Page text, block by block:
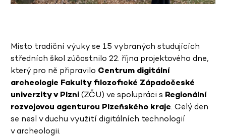
Místo tradiční výuky se 15 vybraných studujících
středních škol zúčastnilo 22. října projektového dne,
který pro ně připravilo Centrum digitální
archeologie Fakulty filozofické Západočeské
univerzity v Plzni(ZČU) ve spolupráci s Regionální
rozvojovou agenturou Plzeňského kraje. Celý den
se nesl v duchu využití digitálních technologií
v archeologii.